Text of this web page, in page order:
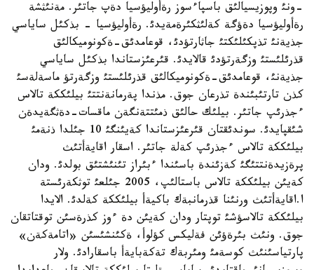
-ونئ وپوزيسيالئق باسپاءسوز رةأوليؤسيا دةپ جاتئر. مةنئثشة
رةأوليؤسيا دةؤگة كةلئثكئرةمةيدئ. رةأوليؤسيا - بذكئل ساياسي
جذيةنئ تذپكئلئكتئ جاثارتؤدئ، قوعامدئق-ةكونوميكالئق
قذرئلئستئ وزگةرتؤدئ قالايدئ. قئرعئزستاندا بذكئل ساياسي
جذيةنئ، قوعامدئق-ةكونوميكالئق قذرئلئستئ وزگةرتؤ ماسةلةسئ
كذن تارتئبئندة تذرعان جوق. مذندا پةرمانةنتتئ بيلئككة تالاس
ءجذرئپ جاتئر. بيلئك حالئق ذمئتتةنگةن ماقسات-دةثگةيدةن
شئقپايدئ. سوندئقتان قئرعئزستاندا كةيئنگئ 10 جئلدا ذنةمئ
بيلئككة تالاس ءجذرئپ كةلة جاتئر. اسقار اقايةأتئث
پرةزيدةنتتئگئ كةزئندة باسئندا ءبئراز تئنئشتئق بولدئ. ودان
كةيئن بيلئككة تالاس باستالئپ، 2005 جئلعئ توثكةرئستة
ا.اقايةأتئث ورنئنا قذرمانبةك باكيةأ بيلئككة كةلدئ. الايدا
بيلئككة تالاسؤشئ توپتار ودان كةيئن دة ءوز كذرةسئن توقتاتقان
جوق. ونئث بئرةؤئن فةليكس كؤلوأ، ةكئنشئسئن «اتامةكةن»
پارتياسئنئث كوسةمئ ومئربةك تةكةبايةأ باسقارادئ. ولار